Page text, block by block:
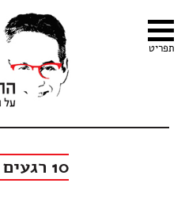
10 רגעים עם אמא
תפריט